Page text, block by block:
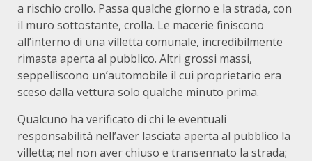
a rischio crollo. Passa qualche giorno e la strada, con
il muro sottostante, crolla. Le macerie finiscono
all’interno di una villetta comunale, incredibilmente
rimasta aperta al pubblico. Altri grossi massi,
seppelliscono un’automobile il cui proprietario era
sceso dalla vettura solo qualche minuto prima.
Qualcuno ha verificato di chi le eventuali
responsabilità nell’aver lasciata aperta al pubblico la
villetta; nel non aver chiuso e transennato la strada;